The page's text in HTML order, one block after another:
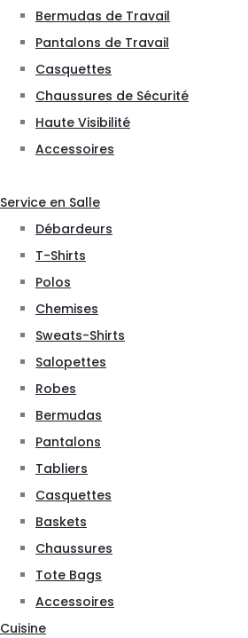
Bermudas de Travail
Pantalons de Travail
Casquettes
Chaussures de Sécurité
Haute Visibilité
Accessoires
Service en Salle
Débardeurs
T-Shirts
Polos
Chemises
Sweats-Shirts
Salopettes
Robes
Bermudas
Pantalons
Tabliers
Casquettes
Baskets
Chaussures
Tote Bags
Accessoires
Cuisine